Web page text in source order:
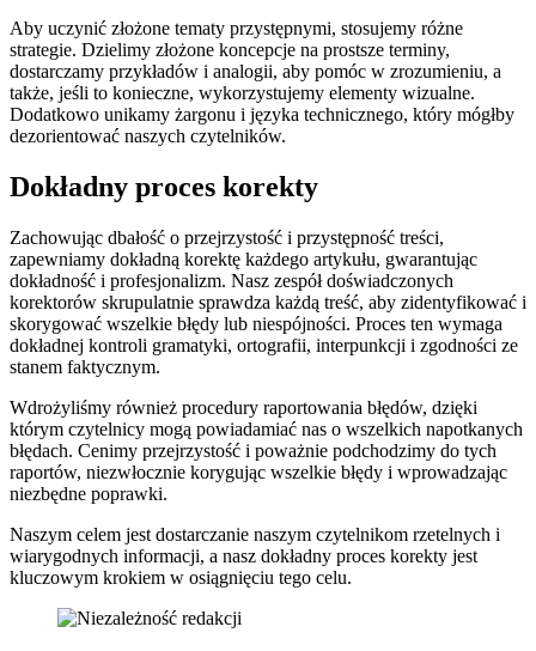
Aby uczynić złożone tematy przystępnymi, stosujemy różne
strategie. Dzielimy złożone koncepcje na prostsze terminy,
dostarczamy przykładów i analogii, aby pomóc w zrozumieniu, a
także, jeśli to konieczne, wykorzystujemy elementy wizualne.
Dodatkowo unikamy żargonu i języka technicznego, który mógłby
dezorientować naszych czytelników.
Dokładny proces korekty
Zachowując dbałość o przejrzystość i przystępność treści,
zapewniamy dokładną korektę każdego artykułu, gwarantując
dokładność i profesjonalizm. Nasz zespół doświadczonych
korektorów skrupulatnie sprawdza każdą treść, aby zidentyfikować i
skorygować wszelkie błędy lub niespójności. Proces ten wymaga
dokładnej kontroli gramatyki, ortografii, interpunkcji i zgodności ze
stanem faktycznym.
Wdrożyliśmy również procedury raportowania błędów, dzięki
którym czytelnicy mogą powiadamiać nas o wszelkich napotkanych
błędach. Cenimy przejrzystość i poważnie podchodzimy do tych
raportów, niezwłocznie korygując wszelkie błędy i wprowadzając
niezbędne poprawki.
Naszym celem jest dostarczanie naszym czytelnikom rzetelnych i
wiarygodnych informacji, a nasz dokładny proces korekty jest
kluczowym krokiem w osiągnięciu tego celu.